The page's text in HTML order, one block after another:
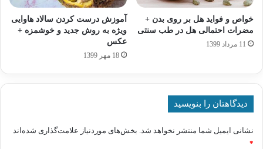
خواص و فواید هل بر روی بدن +
مضرات احتمالی هل در طب سنتی
11 مرداد 1399
آموزش درست کردن سالاد هاوایی
ویژه به روش جدید و خوشمزه +
عکس
18 مهر 1399
دیدگاهتان را بنویسید
نشانی ایمیل شما منتشر نخواهد شد. بخش‌های موردنیاز علامت‌گذاری شده‌اند
*